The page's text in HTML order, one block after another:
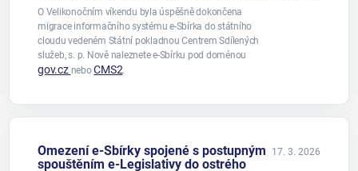
O Velikonočním víkendu byla úspěšně dokončena
migrace informačního systému e-Sbírka do státního
cloudu vedeném Státní pokladnou Centrem Sdílených
služeb, s. p. Nově naleznete e-Sbírku pod doménou
gov.cz neboCMS2.
Omezení e-Sbírky spojené s postupným
spouštěním e-Legislativy do ostrého
17. 3. 2026